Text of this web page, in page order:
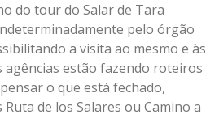
do tour do Salar de Tara
pelo órgão
a visita ao mesmo e às
agências estão fazendo roteiros
o que está fechado,
de los Salares ou Camino a